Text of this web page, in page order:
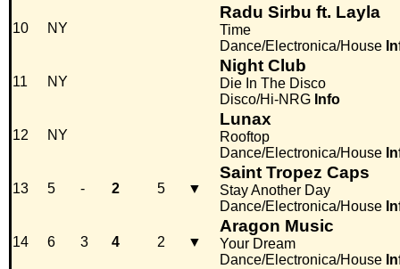
10 NY
Radu Sirbu ft. Layla
Time
Dance/Electronica/House
11 NY
Night Club
Die In The Disco
Disco/Hi-NRG Info
12 NY
Lunax
Rooftop
Dance/Electronica/House
13 5 - 2 5 ▼
Saint Tropez Caps
Stay Another Day
Dance/Electronica/House
14 6 3 4 2 ▼
Aragon Music
Your Dream
Dance/Electronica/House